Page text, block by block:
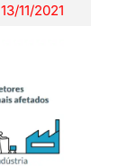
13/11/2021